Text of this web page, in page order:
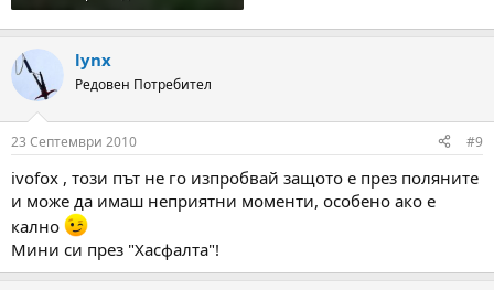
lynx
Редовен Потребител
23 Септември 2010 #9
ivofox , този път не го изпробвай защото е през поляните
и може да имаш неприятни моменти, особено ако е
кално
Мини си през "Хасфалта"!